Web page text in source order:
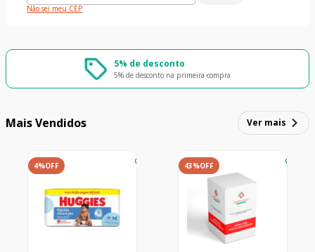
Não sei meu CEP
5% de desconto
5% de desconto na primeira compra
Mais Vendidos Ver mais
4%OFF 43%OFF